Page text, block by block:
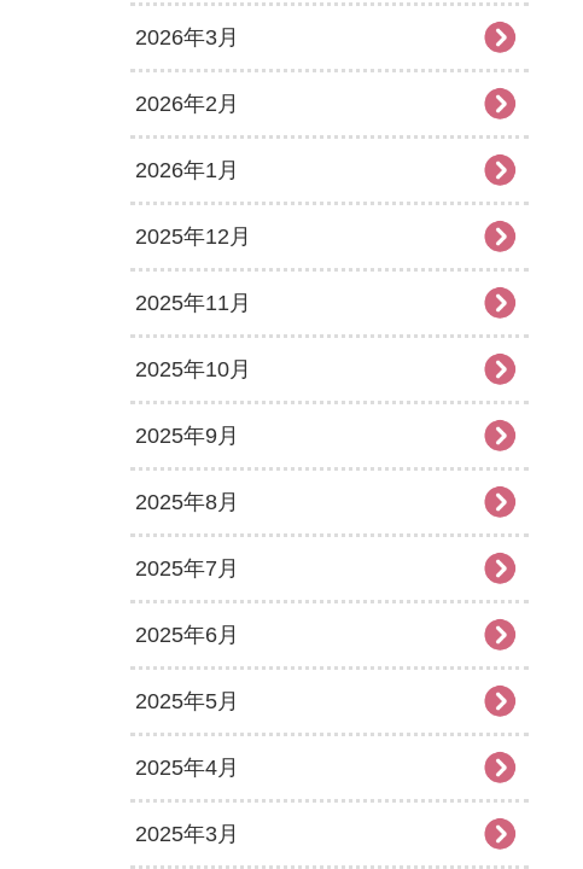
2026年3月
2026年2月
2026年1月
2025年12月
2025年11月
2025年10月
2025年9月
2025年8月
2025年7月
2025年6月
2025年5月
2025年4月
2025年3月